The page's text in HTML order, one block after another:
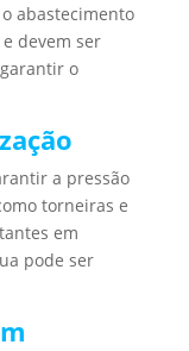
abastecimento
devem ser
o
a pressão
torneiras e
em
pode ser